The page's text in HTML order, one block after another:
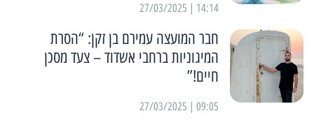
14:14 | 27/03/2025
חבר המועצה עמירם בן זקן: “הסרת
המיגוניות ברחבי אשדוד – צעד מסכן
חיים!”
09:05 | 27/03/2025